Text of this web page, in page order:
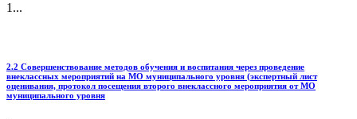
1...
2.2 Совершенствование методов обучения и воспитания через проведение
внеклассных мероприятий на МО муниципального уровня (экспертный лист
оценивания, протокол посещения второго внеклассного мероприятия от МО
муниципального уровня